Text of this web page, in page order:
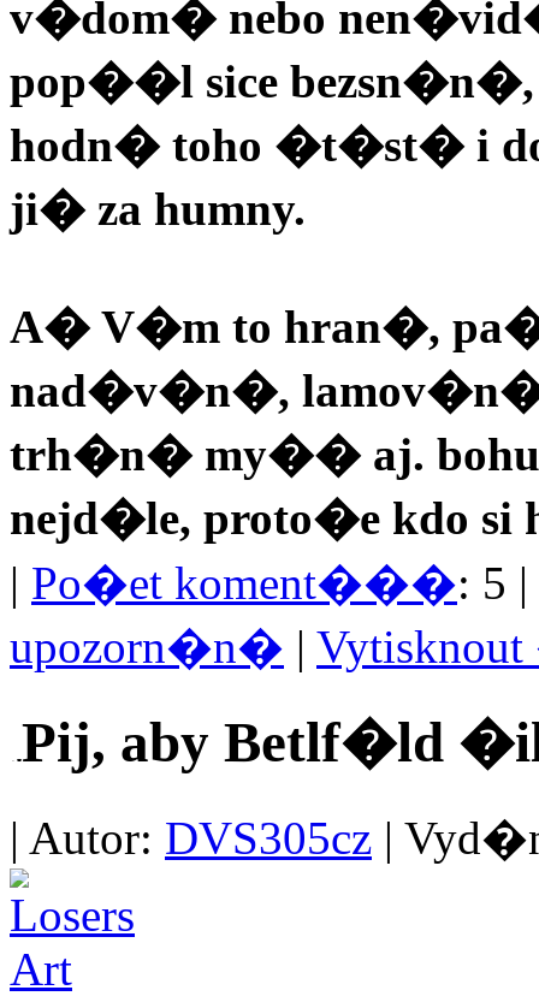
v�dom� nebo
pop��l sice bezsn�n�,
hodn� toho �t�st� i
ji� za humny.
A� V�m to hran�,
nad�v�n�,
trh�n� my�� aj.
nejd�le, proto�e kdo si
| Po�et koment���: 5 |
upozorn�n� |
Pij, aby Betlf�ld
| Autor: DVS305cz |